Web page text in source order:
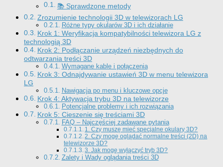
📚 Sprawdzone metody
Zrozumienie technologii 3D w telewizorach LG
Różne typy okularów 3D i ich działanie
Krok 1: Weryfikacja kompatybilności telewizora LG z
technologią 3D
Krok 2: Podłączanie urządzeń niezbędnych do
odtwarzania treści 3D
Wymagane kable i połączenia
Krok 3: Odnajdywanie ustawień 3D w menu telewizora
LG
Nawigacja po menu i kluczowe opcje
Krok 4: Aktywacja trybu 3D na telewizorze
Potencjalne problemy i ich rozwiązania
Krok 5: Cieszenie się treściami 3D
FAQ – Najczęściej zadawane pytania
1. Czy muszę mieć specjalne okulary 3D?
2. Czy mogę oglądać normalne treści (2D) na
telewizorze 3D?
3. Jak mogę wyłączyć tryb 3D?
Zalety i Wady oglądania treści 3D